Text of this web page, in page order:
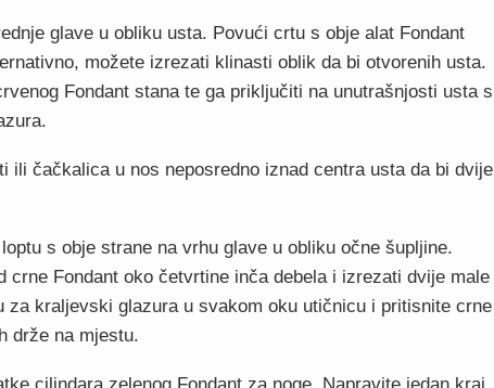
glave u obliku usta. Povući crtu s obje alat Fondant
možete izrezati klinasti oblik da bi otvorenih usta.
Fondant stana te ga priključiti na unutrašnjosti usta s
ili čačkalica u nos neposredno iznad centra usta da bi dvije
s obje strane na vrhu glave u obliku očne šupljine.
crne Fondant oko četvrtine inča debela i izrezati dvije male
za kraljevski glazura u svakom oku utičnicu i pritisnite crne
drže na mjestu.